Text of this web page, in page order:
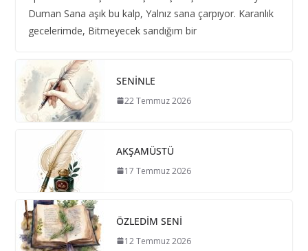
Duman Sana aşık bu kalp, Yalnız sana çarpıyor. Karanlık
gecelerimde, Bitmeyecek sandığım bir
SENİNLE
22 Temmuz 2026
AKŞAMÜSTÜ
17 Temmuz 2026
ÖZLEDİM SENİ
12 Temmuz 2026